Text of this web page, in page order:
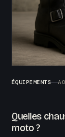
ÉQUIPEMENTS
Quelles
moto ?